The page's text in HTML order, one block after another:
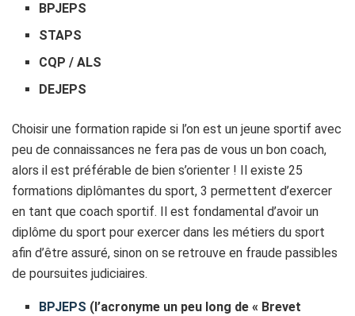
BPJEPS
STAPS
CQP / ALS
DEJEPS
Choisir une formation rapide si l’on est un jeune sportif avec
peu de connaissances ne fera pas de vous un bon coach,
alors il est préférable de bien s’orienter ! Il existe 25
formations diplômantes du sport, 3 permettent d’exercer
en tant que coach sportif. Il est fondamental d’avoir un
diplôme du sport pour exercer dans les métiers du sport
afin d’être assuré, sinon on se retrouve en fraude passibles
de poursuites judiciaires.
BPJEPS (l’acronyme un peu long de « Brevet